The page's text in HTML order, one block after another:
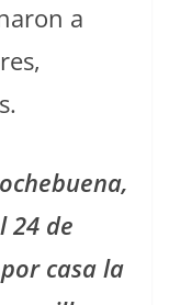
a
24 de
casa la